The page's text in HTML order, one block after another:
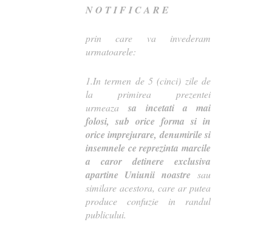
N O T I F I C A R E
prin care va invederam
urmatoarele:
1.In termen de 5 (cinci) zile de
la primirea prezentei
urmeazasa incetati a mai
folosi, sub orice forma si in
orice imprejurare, denumirile si
insemnele ce reprezinta marcile
a caror detinere exclusiva
apartine Uniunii noastre sau
similare acestora, care ar putea
produce confuzie in randul
publicului.